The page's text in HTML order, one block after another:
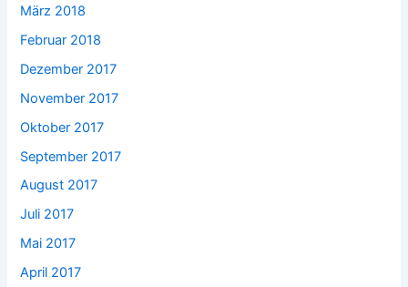
März 2018
Februar 2018
Dezember 2017
November 2017
Oktober 2017
September 2017
August 2017
Juli 2017
Mai 2017
April 2017